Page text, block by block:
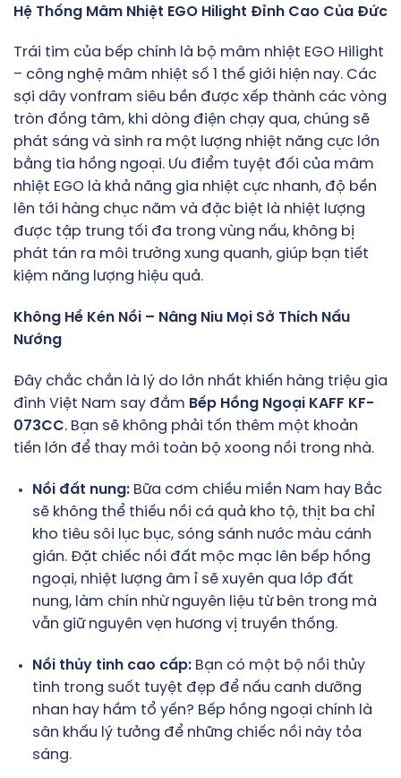
Hệ Thống Mâm Nhiệt EGO Hilight Đỉnh Cao Của Đức
Trái tim của bếp chính là bộ mâm nhiệt EGO Hilight
– công nghệ mâm nhiệt số 1 thế giới hiện nay. Các
sợi dây vonfram siêu bền được xếp thành các vòng
tròn đồng tâm, khi dòng điện chạy qua, chúng sẽ
phát sáng và sinh ra một lượng nhiệt năng cực lớn
bằng tia hồng ngoại. Ưu điểm tuyệt đối của mâm
nhiệt EGO là khả năng gia nhiệt cực nhanh, độ bền
lên tới hàng chục năm và đặc biệt là nhiệt lượng
được tập trung tối đa trong vùng nấu, không bị
phát tán ra môi trường xung quanh, giúp bạn tiết
kiệm năng lượng hiệu quả.
Không Hề Kén Nồi – Nâng Niu Mọi Sở Thích Nấu
Nướng
Đây chắc chắn là lý do lớn nhất khiến hàng triệu gia
đình Việt Nam say đắm Bếp Hồng Ngoại KAFF KF-
073CC. Bạn sẽ không phải tốn thêm một khoản
tiền lớn để thay mới toàn bộ xoong nồi trong nhà.
Nồi đất nung:Bữa cơm chiều miền Nam hay Bắc
sẽ không thể thiếu nồi cá quả kho tộ, thịt ba chỉ
kho tiêu sôi lục bục, sóng sánh nước màu cánh
gián. Đặt chiếc nồi đất mộc mạc lên bếp hồng
ngoại, nhiệt lượng âm ỉ sẽ xuyên qua lớp đất
nung, làm chín nhừ nguyên liệu từ bên trong mà
vẫn giữ nguyên vẹn hương vị truyền thống.
Nồi thủy tinh cao cấp:Bạn có một bộ nồi thủy
tinh trong suốt tuyệt đẹp để nấu canh dưỡng
nhan hay hầm tổ yến? Bếp hồng ngoại chính là
sân khấu lý tưởng để những chiếc nồi này tỏa
sáng.